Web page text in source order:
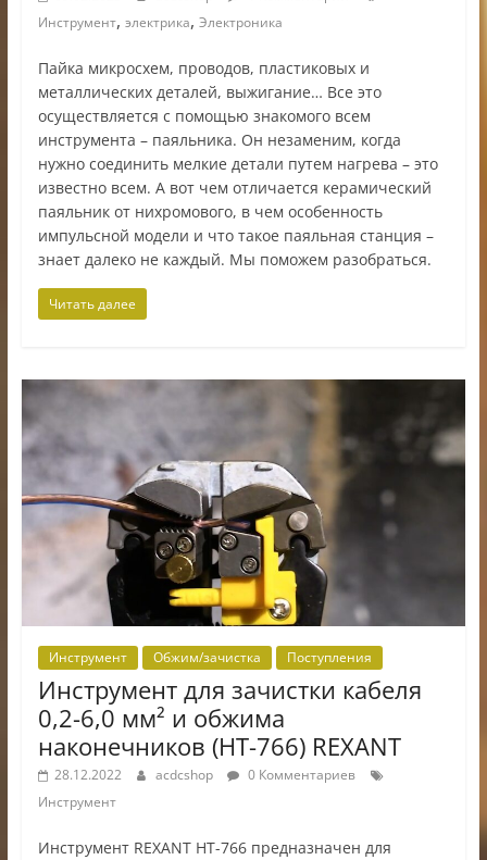
Инструмент, электрика, Электроника
Пайка микросхем, проводов, пластиковых и
металлических деталей, выжигание… Все это
осуществляется с помощью знакомого всем
инструмента – паяльника. Он незаменим, когда
нужно соединить мелкие детали путем нагрева – это
известно всем. А вот чем отличается керамический
паяльник от нихромового, в чем особенность
импульсной модели и что такое паяльная станция –
знает далеко не каждый. Мы поможем разобраться.
Читать далее
Инструмент Обжим/зачистка Поступления
Инструмент для зачистки кабеля
0,2-6,0 мм² и обжима
наконечников (HT-766) REXANT
28.12.2022 acdcshop
0 Комментариев
Инструмент
Инструмент REXANT HT-766 предназначен для